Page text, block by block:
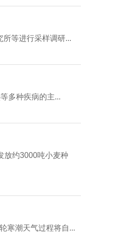
等进行采样调研...
多种疾病的主...
放约3000吨小麦种
寒潮天气过程将自...